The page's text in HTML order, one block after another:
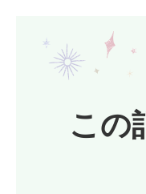
この